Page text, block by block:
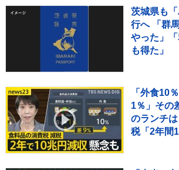
茨城県も
行へ 「群
やった」
も得た」
「外食10
1％」その
のランチ
税「2年間